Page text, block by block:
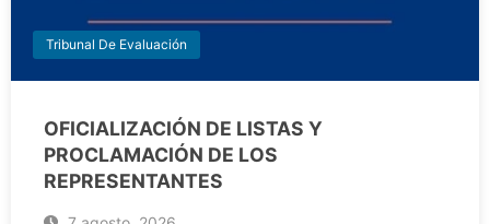
Tribunal De Evaluación
OFICIALIZACIÓN DE LISTAS Y
PROCLAMACIÓN DE LOS
REPRESENTANTES